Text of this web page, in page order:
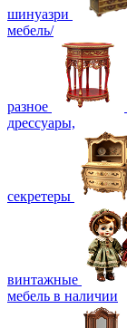
шинуазри
мебель/
разное
дрессуары,
секретеры
винтажные
мебель в наличии